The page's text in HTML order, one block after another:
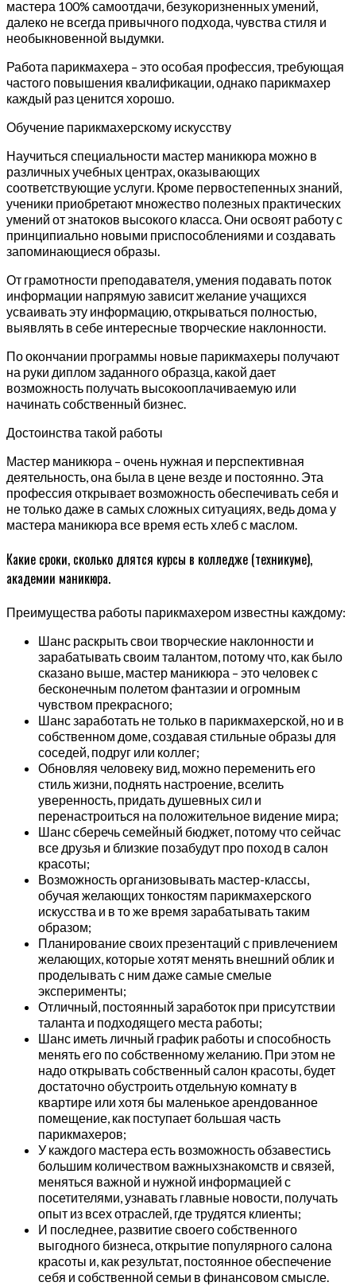
мастера 100% самоотдачи, безукоризненных умений,
далеко не всегда привычного подхода, чувства стиля и
необыкновенной выдумки.
Работа парикмахера – это особая профессия, требующая
частого повышения квалификации, однако парикмахер
каждый раз ценится хорошо.
Обучение парикмахерскому искусству
Научиться специальности мастер маникюра можно в
различных учебных центрах, оказывающих
соответствующие услуги. Кроме первостепенных знаний,
ученики приобретают множество полезных практических
умений от знатоков высокого класса. Они освоят работу с
принципиально новыми приспособлениями и создавать
запоминающиеся образы.
От грамотности преподавателя, умения подавать поток
информации напрямую зависит желание учащихся
усваивать эту информацию, открываться полностью,
выявлять в себе интересные творческие наклонности.
По окончании программы новые парикмахеры получают
на руки диплом заданного образца, какой дает
возможность получать высокооплачиваемую или
начинать собственный бизнес.
Достоинства такой работы
Мастер маникюра – очень нужная и перспективная
деятельность, она была в цене везде и постоянно. Эта
профессия открывает возможность обеспечивать себя и
не только даже в самых сложных ситуациях, ведь дома у
мастера маникюра все время есть хлеб с маслом.
Какие сроки, сколько длятся курсы в колледже (техникуме),
академии маникюра.
Преимущества работы парикмахером известны каждому:
Шанс раскрыть свои творческие наклонности и
зарабатывать своим талантом, потому что, как было
сказано выше, мастер маникюра – это человек с
бесконечным полетом фантазии и огромным
чувством прекрасного;
Шанс заработать не только в парикмахерской, но и в
собственном доме, создавая стильные образы для
соседей, подруг или коллег;
Обновляя человеку вид, можно переменить его
стиль жизни, поднять настроение, вселить
уверенность, придать душевных сил и
перенастроиться на положительное видение мира;
Шанс сберечь семейный бюджет, потому что сейчас
все друзья и близкие позабудут про поход в салон
красоты;
Возможность организовывать мастер-классы,
обучая желающих тонкостям парикмахерского
искусства и в то же время зарабатывать таким
образом;
Планирование своих презентаций с привлечением
желающих, которые хотят менять внешний облик и
проделывать с ним даже самые смелые
эксперименты;
Отличный, постоянный заработок при присутствии
таланта и подходящего места работы;
Шанс иметь личный график работы и способность
менять его по собственному желанию. При этом не
надо открывать собственный салон красоты, будет
достаточно обустроить отдельную комнату в
квартире или хотя бы маленькое арендованное
помещение, как поступает большая часть
парикмахеров;
У каждого мастера есть возможность обзавестись
большим количеством важныхзнакомств и связей,
меняться важной и нужной информацией с
посетителями, узнавать главные новости, получать
опыт из всех отраслей, где трудятся клиенты;
И последнее, развитие своего собственного
выгодного бизнеса, открытие популярного салона
красоты и, как результат, постоянное обеспечение
себя и собственной семьи в финансовом смысле.